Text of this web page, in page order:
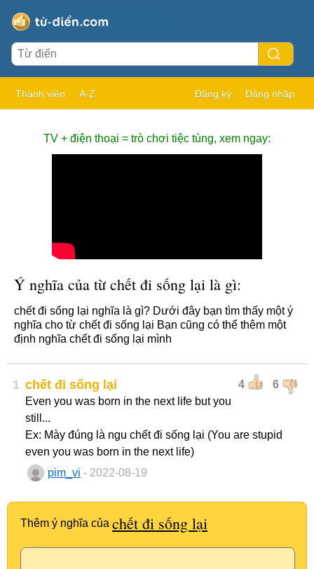
Thành viên A-Z Đăng ký Đăng nhập
TV + điện thoại = trò chơi tiệc tùng, xem ngay:
Ý nghĩa của từ chết đi sống lại là gì:
chết đi sống lại nghĩa là gì? Dưới đây bạn tìm thấy một ý
nghĩa cho từ chết đi sống lại Bạn cũng có thể thêm một
định nghĩa chết đi sống lại mình
1 4 6
chết đi sống lại
Even you was born in the next life but you
still...
Ex: Mày đúng là ngu chết đi sống lại (You are stupid
even you was born in the next life)
pim_vi - 2022-08-19
Thêm ý nghĩa của chết đi sống lại